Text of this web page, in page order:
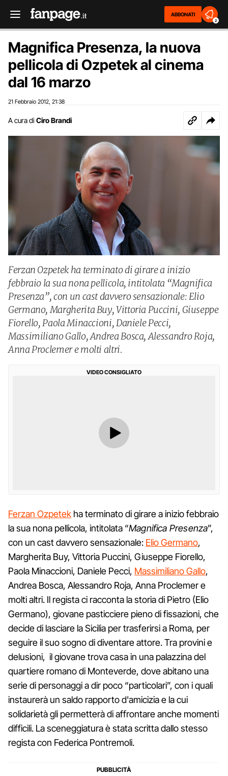
ABBONATI
2
Magnifica Presenza, la nuova
pellicola di Ozpetek al cinema
dal 16 marzo
21 Febbraio 2012 21:38
A cura di Ciro Brandi
Ferzan Ozpetek ha terminato di girare a inizio
febbraio la sua nona pellicola, intitolata “Magnifica
Presenza”, con un cast davvero sensazionale: Elio
Germano, Margherita Buy, Vittoria Puccini, Giuseppe
Fiorello, Paola Minaccioni, Daniele Pecci,
Massimiliano Gallo, Andrea Bosca, Alessandro Roja,
Anna Proclemer e molti altri.
VIDEO CONSIGLIATO
Ferzan Ozpetek ha terminato di girare a inizio febbraio
la sua nona pellicola, intitolata “Magnifica Presenza”,
con un cast davvero sensazionale: Elio Germano,
Margherita Buy, Vittoria Puccini, Giuseppe Fiorello,
Paola Minaccioni, Daniele Pecci, Massimiliano Gallo,
Andrea Bosca, Alessandro Roja, Anna Proclemer e
molti altri. Il regista ci racconta la storia di Pietro (Elio
Germano), giovane pasticciere pieno di fissazioni, che
decide di lasciare la Sicilia per trasferirsi a Roma, per
seguire il suo sogno di diventare attore. Tra provini e
delusioni, il giovane trova casa in una palazzina del
quartiere romano di Monteverde, dove abitano una
serie di personaggi a dir poco “particolari”, con i quali
instaurerà un saldo rapporto d'amicizia e la cui
solidarietà gli permetterà di affrontare anche momenti
difficili. La sceneggiatura è stata scritta dallo stesso
regista con Federica Pontremoli.